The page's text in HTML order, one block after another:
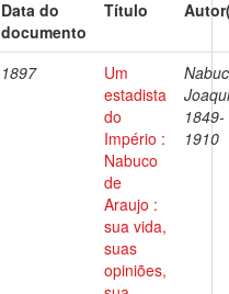
Data do
documento
Título
1897
Um
estadista
do
Império :
Nabuco
de
Araujo :
sua vida,
suas
opiniões,
1849-
1910